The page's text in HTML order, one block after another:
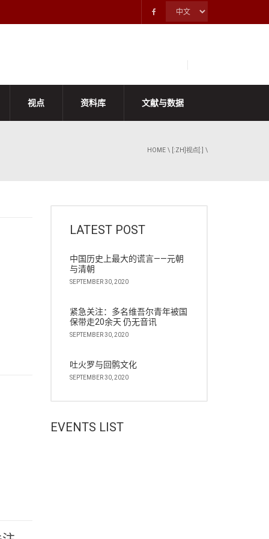
视点 资料库 文献与数据
HOME \ [:ZH]视点[:] \
LATEST POST
中国历史上最大的谎言——元朝
与清朝
SEPTEMBER 30, 2020
紧急关注：多名维吾尔青年被国
保带走20余天 仍无音讯
SEPTEMBER 30, 2020
吐火罗与回鹘文化
SEPTEMBER 30, 2020
EVENTS LIST